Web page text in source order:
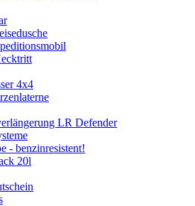
4x4
LR Defender
- benzinresistent!
20l